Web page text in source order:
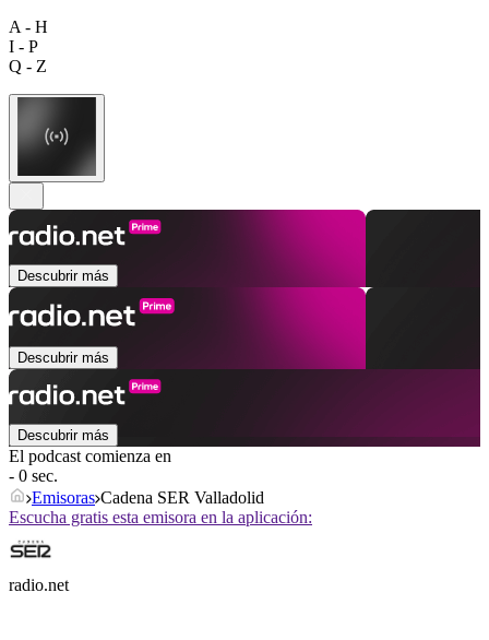
A - H
I - P
Q - Z
Descubrir más
Descubrir más
Descubrir más
El podcast comienza en
- 0 sec.
Emisoras Cadena SER Valladolid
Escucha gratis esta emisora en la aplicación:
radio.net